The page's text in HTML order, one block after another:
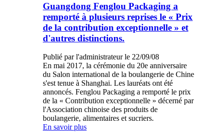
Guangdong Fenglou Packaging a
remporté à plusieurs reprises le « Prix
de la contribution exceptionnelle » et
d'autres distinctions.
Publié par l'administrateur le 22/09/08
En mai 2017, la cérémonie du 20e anniversaire
du Salon international de la boulangerie de Chine
s'est tenue à Shanghai. Les lauréats ont été
annoncés. Fenglou Packaging a remporté le prix
de la « Contribution exceptionnelle » décerné par
l'Association chinoise des produits de
boulangerie, alimentaires et sucriers.
En savoir plus